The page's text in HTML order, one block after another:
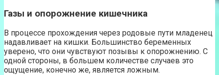
Газы и опорожнение кишечника
В процессе прохождения через родовые пути младенец
надавливает на кишки. Большинство беременных
уверено, что они чувствуют позывы к опорожнению. С
одной стороны, в большем количестве случаев это
ощущение, конечно же, является ложным.